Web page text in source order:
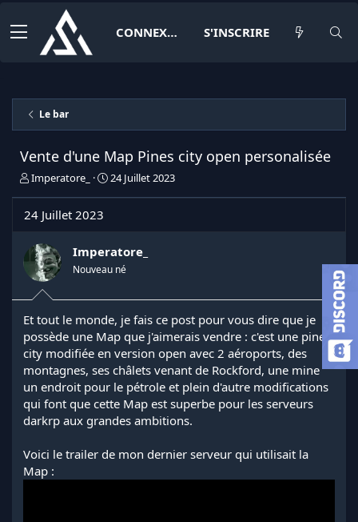
CONNEXION S'INSCRIRE
Le bar
Vente d'une Map Pines city open personalisée
I
t
a
t
e
u
d
e
l
d
i
s
c
s
s
i
Imperatore_
D
e
é
t
24 Juillet 2023
24 Juillet 2023
Imperatore_
Nouveau né
Et tout le monde, je fais ce post pour vous dire que je
possède une Map que j'aimerais vendre : c'est une pines
city modifiée en version open avec 2 aéroports, des
montagnes, ses châlets venant de Rockford, une mine
un endroit pour le pétrole et plein d'autre modifications
qui font que cette Map est superbe pour les serveurs
darkrp aux grandes ambitions.
Voici le trailer de mon dernier serveur qui utilisait la
Map :